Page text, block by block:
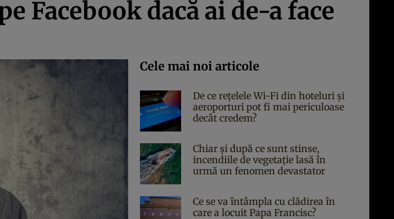
Facebook dacă ai de-a face
Cele mai noi articole
De ce rețelele Wi-Fi din hoteluri și
aeroporturi pot fi mai periculoase
decât credem?
Chiar și după ce sunt stinse,
incendiile de vegetație lasă în
urmă un fenomen devastator
Ce se va întâmpla cu clădirea în
care a locuit Papa Francisc?